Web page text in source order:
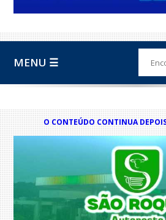
MENU ☰
O CONTEÚDO CONTINUA